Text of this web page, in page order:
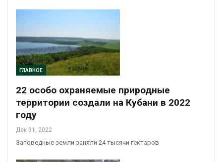
ГЛАВНОЕ
22 особо охраняемые природные
территории создали на Кубани в 2022
году
Дек 31, 2022
Заповедные земли заняли 24 тысячи гектаров